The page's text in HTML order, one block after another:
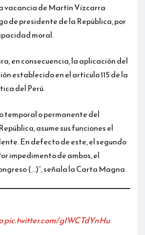
vacancia de Martín Vizcarra
de presidente de la República, por
moral.
en consecuencia, la aplicación del
establecido en el artículo 115 de la
del Perú.
temporal o permanente del
asume sus funciones el
En defecto de este, el segundo
impedimento de ambos, el
(…)”, señala la Carta Magna.
pic.twitter.com/gIWCTdYnHu